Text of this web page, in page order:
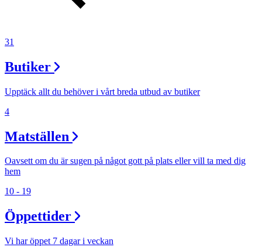
31
Butiker
Upptäck allt du behöver i vårt breda utbud av butiker
4
Matställen
Oavsett om du är sugen på något gott på plats eller vill ta med dig
hem
10 - 19
Öppettider
Vi har öppet 7 dagar i veckan